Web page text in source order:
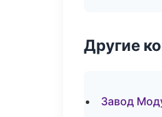
Другие
Завод